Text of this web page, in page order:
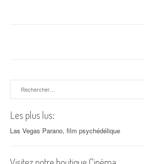
Les plus lus:
Las Vegas Parano, film psychédélique